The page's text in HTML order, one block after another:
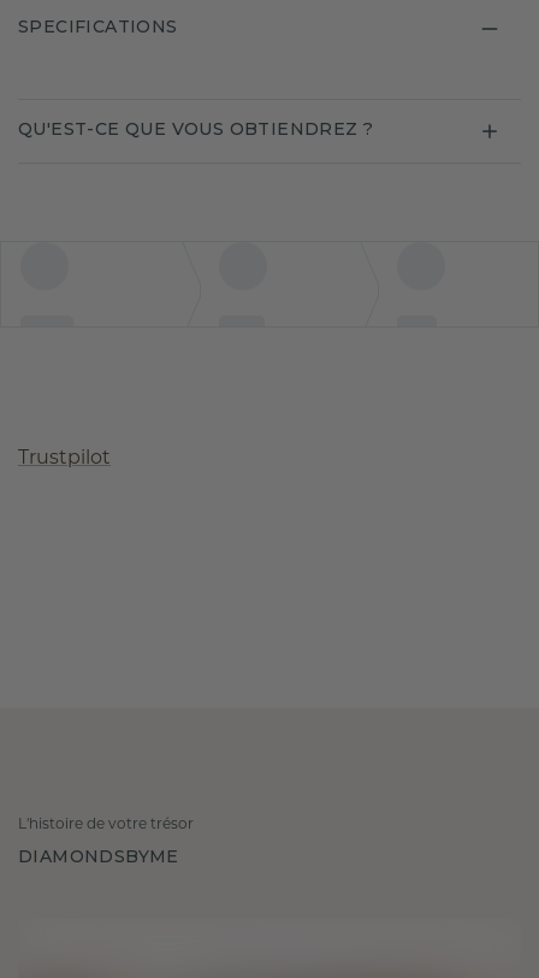
SPECIFICATIONS
QU'EST-CE QUE VOUS OBTIENDREZ ?
Trustpilot
L'histoire de votre trésor
DIAMONDSBYME